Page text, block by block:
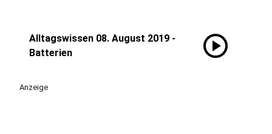
Alltagswissen 08. August 2019 -
Batterien
play_circle
Anzeige